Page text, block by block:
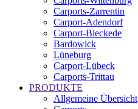
Carports-Zarrentin
Carport-Adendorf
Carport-Bleckede
Bardowick
Lüneburg
Carport-Lübeck
Carports-Trittau
PRODUKTE
Allgemeine Übersicht